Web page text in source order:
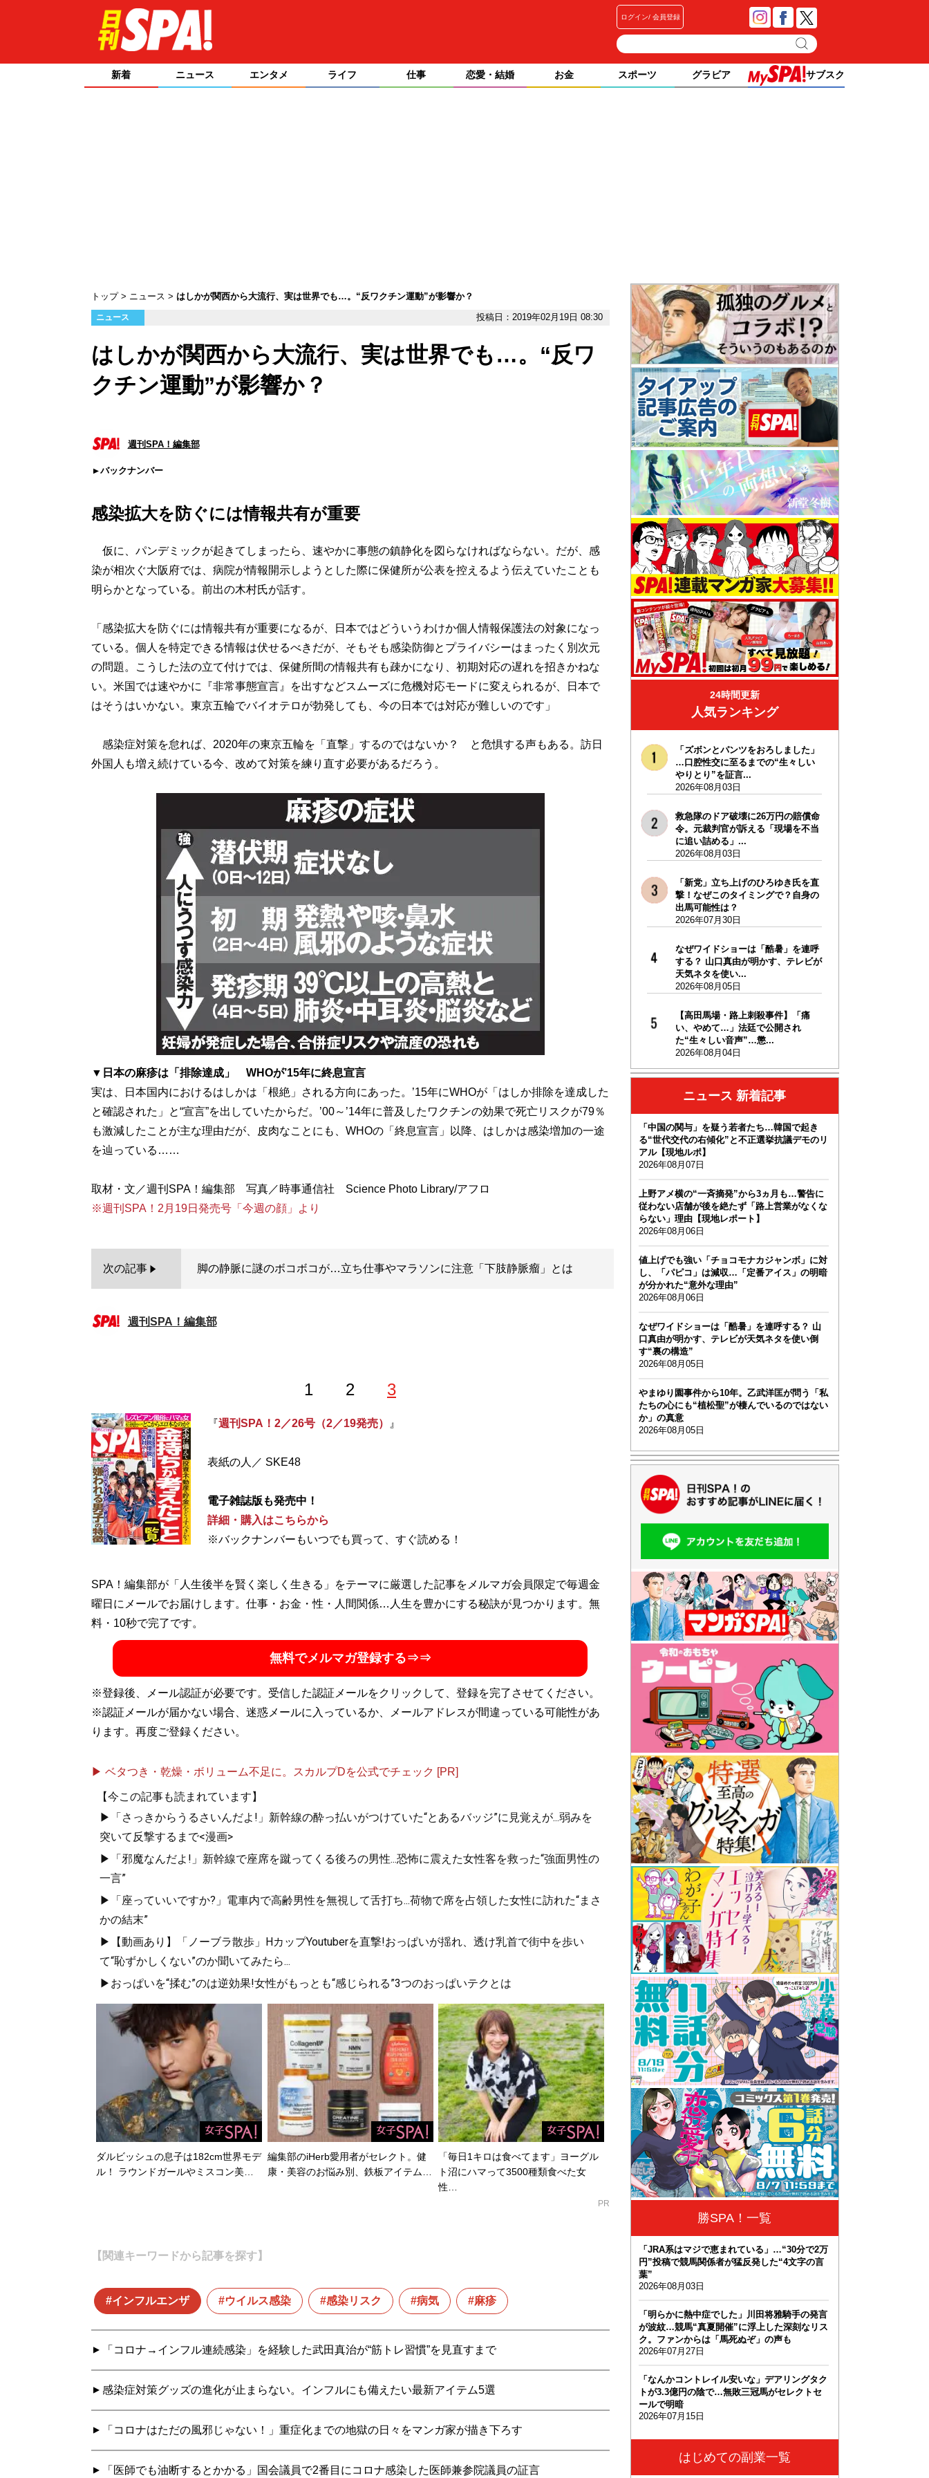
ログイン 会員登録
新着 ニュース エンタメ ライフ 仕事 恋愛・結婚 お金 スポーツ グラビア サブスク
トップ ニュース はしかが関西から大流行、実は世界でも…。“反ワクチン運動”が影響か？
ニュース 投稿日：2019年02月19日 08:30
はしかが関西から大流行、実は世界でも…。“反ワ
クチン運動”が影響か？
週刊SPA！編集部
バックナンバー
感染拡大を防ぐには情報共有が重要
仮に、パンデミックが起きてしまったら、速やかに事態の鎮静化を図らなければならない。だが、感
染が相次ぐ大阪府では、病院が情報開示しようとした際に保健所が公表を控えるよう伝えていたことも
明らかとなっている。前出の木村氏が話す。
「感染拡大を防ぐには情報共有が重要になるが、日本ではどういうわけか個人情報保護法の対象になっ
ている。個人を特定できる情報は伏せるべきだが、そもそも感染防御とプライバシーはまったく別次元
の問題。こうした法の立て付けでは、保健所間の情報共有も疎かになり、初期対応の遅れを招きかねな
い。米国では速やかに『非常事態宣言』を出すなどスムーズに危機対応モードに変えられるが、日本で
はそうはいかない。東京五輪でバイオテロが勃発しても、今の日本では対応が難しいのです」
感染症対策を怠れば、2020年の東京五輪を「直撃」するのではないか？ と危惧する声もある。訪日
外国人も増え続けている今、改めて対策を練り直す必要があるだろう。
▼日本の麻疹は「排除達成」 WHOが’15年に終息宣言
実は、日本国内におけるはしかは「根絶」される方向にあった。’15年にWHOが「はしか排除を達成した
と確認された」と“宣言”を出していたからだ。’00～’14年に普及したワクチンの効果で死亡リスクが79％
も激減したことが主な理由だが、皮肉なことにも、WHOの「終息宣言」以降、はしかは感染増加の一途
を辿っている……
※週刊SPA！2月19日発売号「今週の顔」より
次の記事 脚の静脈に謎のボコボコが…立ち仕事やマラソンに注意「下肢静脈瘤」とは
週刊SPA！編集部
1 2 3
『週刊SPA！2／26号（2／19発売） 』
表紙の人／ SKE48
電子雑誌版も発売中！
詳細・購入はこちらから
※バックナンバーもいつでも買って、すぐ読める！
SPA！編集部が「人生後半を賢く楽しく生きる」をテーマに厳選した記事をメルマガ会員限定で毎週金
曜日にメールでお届けします。仕事・お金・性・人間関係…人生を豊かにする秘訣が見つかります。無
料・10秒で完了です。
無料でメルマガ登録する⇒⇒
※登録後、メール認証が必要です。受信した認証メールをクリックして、登録を完了させてください。
※認証メールが届かない場合、迷惑メールに入っているか、メールアドレスが間違っている可能性があ
ります。再度ご登録ください。
▶ ベタつき・乾燥・ボリューム不足に。スカルプDを公式でチェック [PR]
【今この記事も読まれています】
▶「さっきからうるさいんだよ!」新幹線の酔っ払いがつけていた“とあるバッジ”に見覚えが...弱みを
突いて反撃するまで<漫画>
▶「邪魔なんだよ!」新幹線で座席を蹴ってくる後ろの男性...恐怖に震えた女性客を救った“強面男性の
一言”
▶「座っていいですか?」電車内で高齢男性を無視して舌打ち...荷物で席を占領した女性に訪れた“まさ
かの結末”
▶【動画あり】「ノーブラ散歩」HカップYoutuberを直撃!おっぱいが揺れ、透け乳首で街中を歩い
て“恥ずかしくない”のか聞いてみたら...
▶おっぱいを“揉む”のは逆効果!女性がもっとも“感じられる”3つのおっぱいテクとは
ダルビッシュの息子は182cm世界モデ
ル！ ラウンドガールやミスコン美…
編集部のiHerb愛用者がセレクト。健
康・美容のお悩み別、鉄板アイテム…
「毎日1キロは食べてます」ヨーグル
ト沼にハマって3500種類食べた女
性…
PR
【関連キーワードから記事を探す】
インフルエンザ ウイルス感染 感染リスク 病気 麻疹
「コロナ→インフル連続感染」を経験した武田真治が“筋トレ習慣”を見直すまで
感染症対策グッズの進化が止まらない。インフルにも備えたい最新アイテム5選
「コロナはただの風邪じゃない！」重症化までの地獄の日々をマンガ家が描き下ろす
「医師でも油断するとかかる」国会議員で2番目にコロナ感染した医師兼参院議員の証言
24時間更新
人気ランキング
「ズボンとパンツをおろしました」
…口腔性交に至るまでの“生々しい
やりとり”を証言...
2026年08月03日
救急隊のドア破壊に26万円の賠償命
令。元裁判官が訴える「現場を不当
に追い詰める」...
2026年08月03日
「新党」立ち上げのひろゆき氏を直
撃！なぜこのタイミングで？自身の
出馬可能性は？
2026年07月30日
なぜワイドショーは「酷暑」を連呼
する？ 山口真由が明かす、テレビが
天気ネタを使い...
2026年08月05日
【高田馬場・路上刺殺事件】「痛
い、やめて…」法廷で公開され
た“生々しい音声”…懲...
2026年08月04日
ニュース 新着記事
「中国の関与」を疑う若者たち…韓国で起き
る“世代交代の右傾化”と不正選挙抗議デモのリ
アル【現地ルポ】
2026年08月07日
上野アメ横の“一斉摘発”から3ヵ月も…警告に
従わない店舗が後を絶たず「路上営業がなくな
らない」理由【現地レポート】
2026年08月06日
値上げでも強い「チョコモナカジャンボ」に対
し、「パピコ」は減収…「定番アイス」の明暗
が分かれた“意外な理由”
2026年08月06日
なぜワイドショーは「酷暑」を連呼する？ 山
口真由が明かす、テレビが天気ネタを使い倒
す“裏の構造”
2026年08月05日
やまゆり園事件から10年。乙武洋匡が問う「私
たちの心にも“植松聖”が棲んでいるのではない
か」の真意
2026年08月05日
勝SPA！一覧
「JRA系はマジで恵まれている」…“30分で2万
円”投稿で競馬関係者が猛反発した“4文字の言
葉”
2026年08月03日
「明らかに熱中症でした」川田将雅騎手の発言
が波紋…競馬“真夏開催”に浮上した深刻なリス
ク。ファンからは「馬死ぬぞ」の声も
2026年07月27日
「なんかコントレイル安いな」デアリングタク
トが3.3億円の陰で…無敗三冠馬がセレクトセ
ールで明暗
2026年07月15日
はじめての副業一覧